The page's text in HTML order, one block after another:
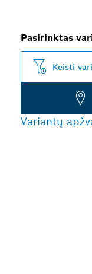
Pasirinktas
Keisti
Variantų